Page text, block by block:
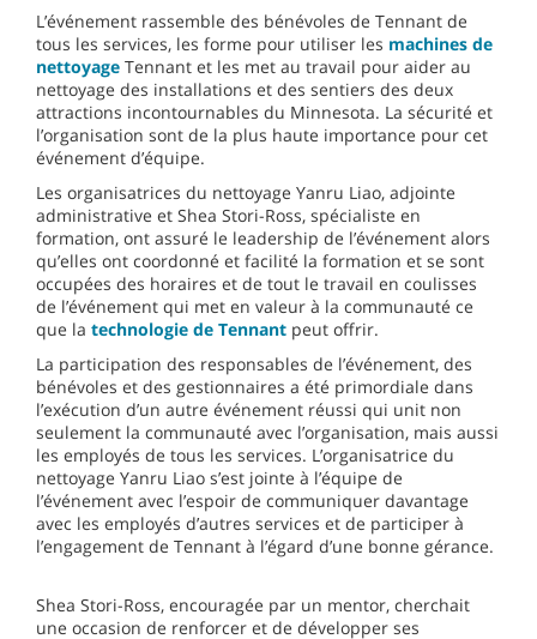
L’événement rassemble des bénévoles de Tennant de
tous les services, les forme pour utiliser les machines de
nettoyage Tennant et les met au travail pour aider au
nettoyage des installations et des sentiers des deux
attractions incontournables du Minnesota. La sécurité et
l’organisation sont de la plus haute importance pour cet
événement d’équipe.
Les organisatrices du nettoyage Yanru Liao, adjointe
administrative et Shea Stori-Ross, spécialiste en
formation, ont assuré le leadership de l’événement alors
qu’elles ont coordonné et facilité la formation et se sont
occupées des horaires et de tout le travail en coulisses
de l’événement qui met en valeur à la communauté ce
que la technologie de Tennant peut offrir.
La participation des responsables de l’événement, des
bénévoles et des gestionnaires a été primordiale dans
l’exécution d’un autre événement réussi qui unit non
seulement la communauté avec l’organisation, mais aussi
les employés de tous les services. L’organisatrice du
nettoyage Yanru Liao s’est jointe à l’équipe de
l’événement avec l’espoir de communiquer davantage
avec les employés d’autres services et de participer à
l’engagement de Tennant à l’égard d’une bonne gérance.
Shea Stori-Ross, encouragée par un mentor, cherchait
une occasion de renforcer et de développer ses